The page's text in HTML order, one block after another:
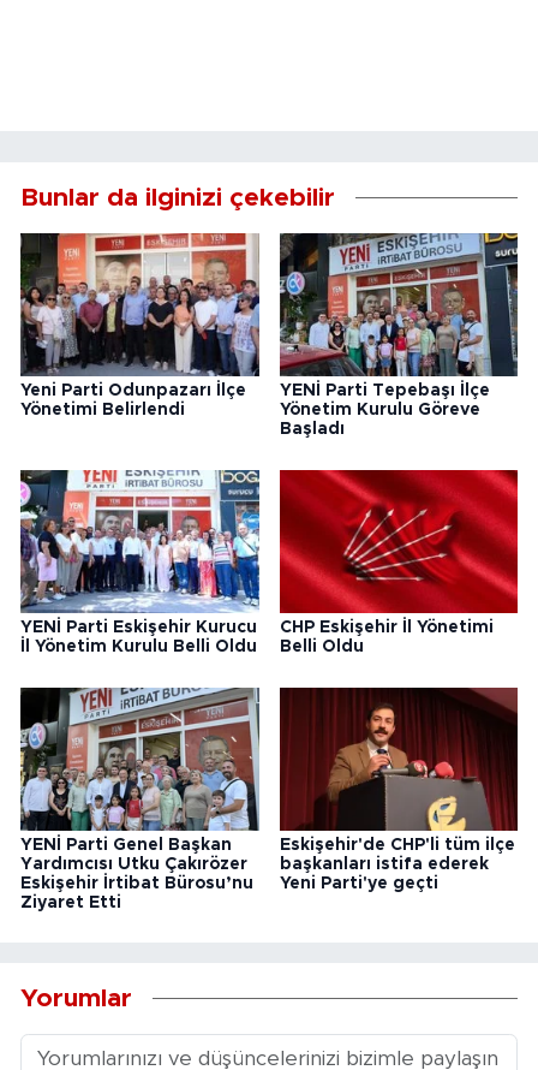
Bunlar da ilginizi çekebilir
Yeni Parti Odunpazarı İlçe
Yönetimi Belirlendi
YENİ Parti Tepebaşı İlçe
Yönetim Kurulu Göreve
Başladı
YENİ Parti Eskişehir Kurucu
İl Yönetim Kurulu Belli Oldu
CHP Eskişehir İl Yönetimi
Belli Oldu
YENİ Parti Genel Başkan
Yardımcısı Utku Çakırözer
Eskişehir İrtibat Bürosu’nu
Ziyaret Etti
Eskişehir'de CHP'li tüm ilçe
başkanları istifa ederek
Yeni Parti'ye geçti
Yorumlar